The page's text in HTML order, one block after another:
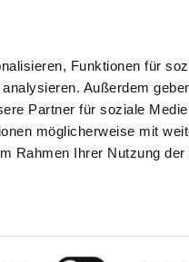
Funktionen für
Außerdem
Partner für soziale
möglicherweise mit
Rahmen Ihrer Nutzung der
& HILFE DAS DKV